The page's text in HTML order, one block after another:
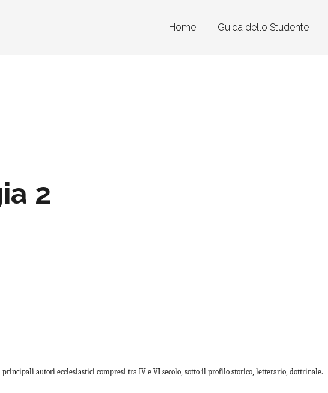
Home Guida dello Studente
2
principali autori ecclesiastici compresi tra IV e VI secolo, sotto il profilo storico, letterario, dottrinale.